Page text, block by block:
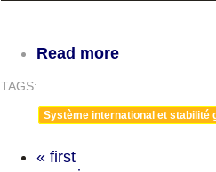
Read more
TAGS:
Système international et stabilité
« first